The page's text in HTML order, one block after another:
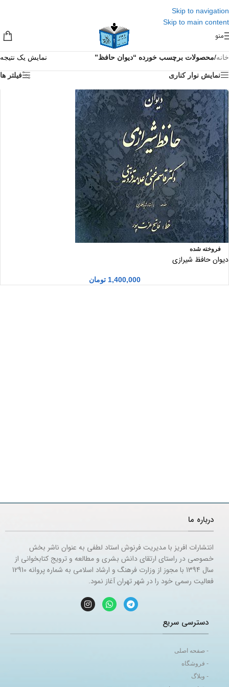
Skip to navigation
Skip to main content
منو
خانه/محصولات برچسب خورده “دیوان حافظ” نمایش یک نتیجه
نمایش نوار کناری فیلتر ها
فروخته شده
دیوان حافظ شیرازی
1,400,000 تومان
درباره ما
انتشارات افریز با مدیریت فرنوش استاد لطفی به عنوان ناشر بخش
خصوصی در راستای ارتقای دانش بشری و مطالعه و ترویج کتابخوانی از
سال 1394 با مجوز از وزارت فرهنگ و ارشاد اسلامی به شماره پروانه 12910
فعالیت رسمی خود را در شهر تهران آغاز نمود.
دسترسی سریع
- صفحه اصلی
- فروشگاه
- وبلاگ